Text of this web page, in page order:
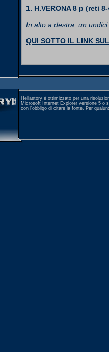
1. H.VERONA 8 p (reti
In alto a destra, un
QUI SOTTO IL LINK
Hellastory è ottimizzato per una
Microsoft Internet Explorer versione 5 o
con l'obbligo di citare la fonte. Per